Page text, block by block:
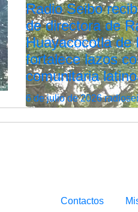
Radio Seibo
de directora de
Huayacocotla de
fortalece lazos
comunitaria
6 de julio de 2026
Contactos